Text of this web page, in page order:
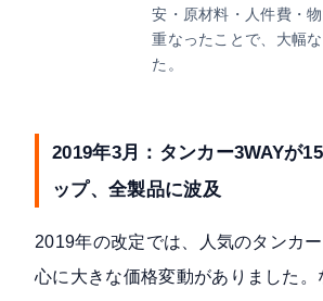
安・原材料・人件費・
重なったことで、大幅
た。
2019年3月：タンカー3WAYが
ップ、全製品に波及
2019年の改定では、人気のタンカ
心に大きな価格変動がありました。